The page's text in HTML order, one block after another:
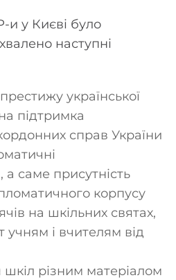
у Києві було
наступні
української
підтримка
справ України
саме присутність
корпусу
на шкільних святах,
учням і вчителям від
різним матеріалом